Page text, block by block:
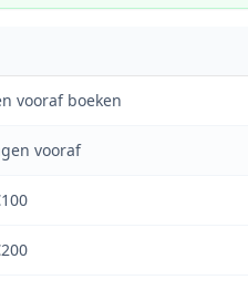
vooraf boeken
vooraf